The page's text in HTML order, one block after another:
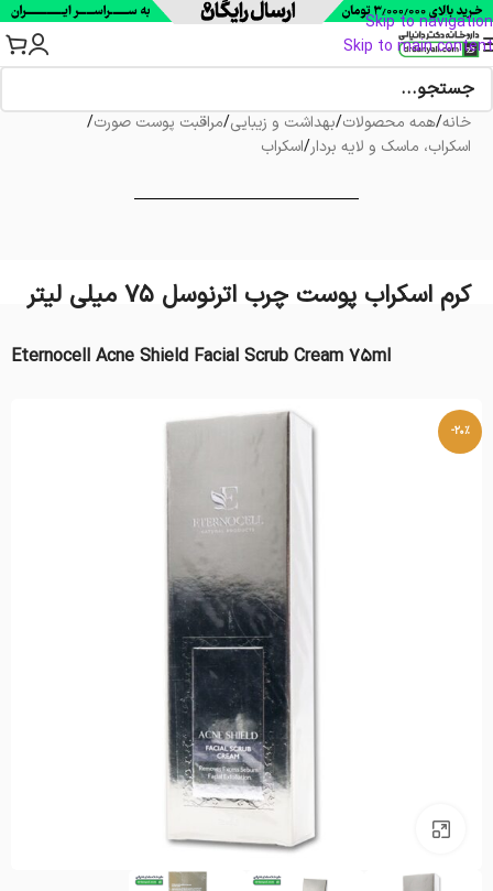
Skip to navigation
Skip to main content
خانه/همه محصولات/بهداشت و زیبایی/مراقبت پوست صورت/
اسکراب، ماسک و لایه بردار/اسکراب
کرم اسکراب پوست چرب اترنوسل 75 میلی لیتر
Eternocell Acne Shield Facial Scrub Cream 75ml
-20%